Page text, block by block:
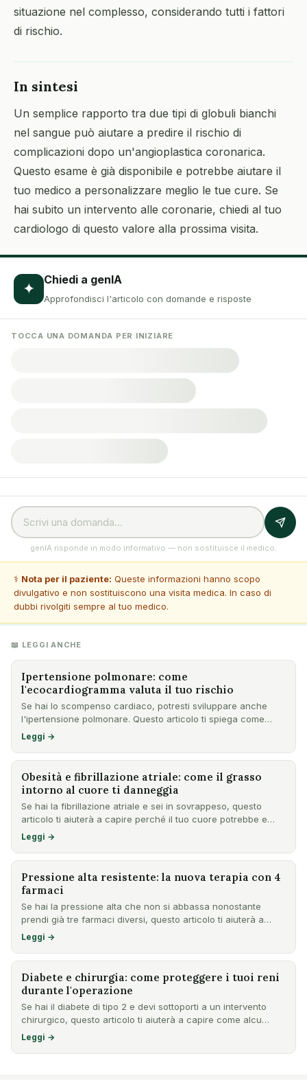
situazione nel complesso, considerando tutti i fattori
di rischio.
In sintesi
Un semplice rapporto tra due tipi di globuli bianchi
nel sangue può aiutare a predire il rischio di
complicazioni dopo un'angioplastica coronarica.
Questo esame è già disponibile e potrebbe aiutare il
tuo medico a personalizzare meglio le tue cure. Se
hai subito un intervento alle coronarie, chiedi al tuo
cardiologo di questo valore alla prossima visita.
✦ Chiedi a genIA
Approfondisci l'articolo con domande e risposte
TOCCA UNA DOMANDA PER INIZIARE
genIA risponde in modo informativo — non sostituisce il medico.
⚕️ Nota per il paziente: Queste informazioni hanno scopo
divulgativo e non sostituiscono una visita medica. In caso di
dubbi rivolgiti sempre al tuo medico.
📖 LEGGI ANCHE
Ipertensione polmonare: come
l'ecocardiogramma valuta il tuo rischio
Se hai lo scompenso cardiaco, potresti sviluppare anche
l'ipertensione polmonare. Questo articolo ti spiega come
l'ecoc…
Leggi →
Obesità e fibrillazione atriale: come il grasso
intorno al cuore ti danneggia
Se hai la fibrillazione atriale e sei in sovrappeso, questo
articolo ti aiuterà a capire perché il tuo cuore potrebbe e…
Leggi →
Pressione alta resistente: la nuova terapia con 4
farmaci
Se hai la pressione alta che non si abbassa nonostante
prendi già tre farmaci diversi, questo articolo ti aiuterà a
cap…
Leggi →
Diabete e chirurgia: come proteggere i tuoi reni
durante l'operazione
Se hai il diabete di tipo 2 e devi sottoporti a un intervento
chirurgico, questo articolo ti aiuterà a capire come alcu…
Leggi →